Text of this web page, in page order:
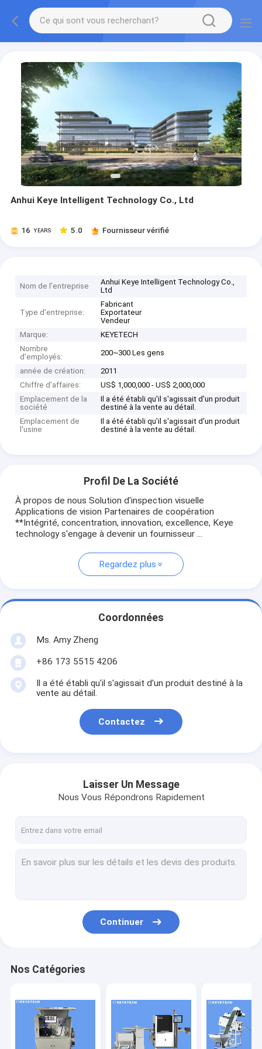
Anhui Keye Intelligent Technology Co., Ltd
16 YEARS 5.0 Fournisseur vérifié
Nom de l'entreprise
Anhui Keye Intelligent Technology Co.,
Ltd
Type d'entreprise:
Fabricant
Exportateur
Vendeur
Marque:
KEYETECH
Nombre
d'employés:
200~300 Les gens
année de création:
2011
Chiffre d'affaires:
US$ 1,000,000 - US$ 2,000,000
Emplacement de la
société
Il a été établi qu'il s'agissait d'un produit
destiné à la vente au détail.
Emplacement de
l'usine
Il a été établi qu'il s'agissait d'un produit
destiné à la vente au détail.
Profil De La Société
À propos de nous Solution d'inspection visuelle
Applications de vision Partenaires de coopération
**Intégrité, concentration, innovation, excellence, Keye
technology s'engage à devenir un fournisseur ...
Regardez plus
Coordonnées
Ms. Amy Zheng
+86 173 5515 4206
Il a été établi qu'il s'agissait d'un produit destiné à la
vente au détail.
Contactez
Laisser Un Message
Nous Vous Répondrons Rapidement
Continuer
Nos Catégories